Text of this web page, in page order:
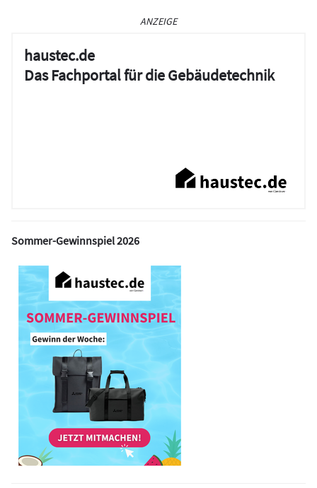
ANZEIGE
haustec.de
Das Fachportal für die Gebäudetechnik
Sommer-Gewinnspiel 2026